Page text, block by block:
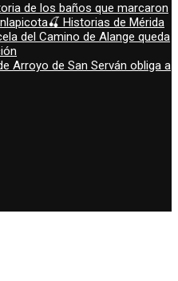
de los baños que marcaron
Historias de Mérida
del Camino de Alange queda
Arroyo de San Serván obliga a